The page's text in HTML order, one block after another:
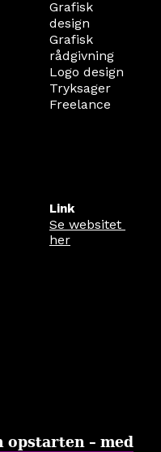
Grafisk
design
Grafisk
rådgivning
Logo design
Tryksager
Freelance
Link
Se websitet
her
– med